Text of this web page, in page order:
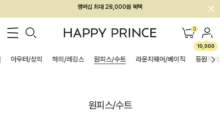
회원전용 아울렛, 가입하면 ~60% 할인!
멤버십 최대 28,000원 혜택 0
10,000
아우터/상의 하의/레깅스 원피스/수트 라운지웨어/베이직 등원룩/
원피스/수트